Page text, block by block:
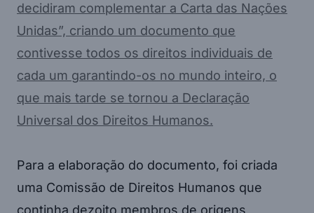
decidiram complementar a Carta das Nações
Unidas”, criando um documento que
contivesse todos os direitos individuais de
cada um garantindo-os no mundo inteiro, o
que mais tarde se tornou a Declaração
Universal dos Direitos Humanos.
Para a elaboração do documento, foi criada
uma Comissão de Direitos Humanos que
continha dezoito membros de origens